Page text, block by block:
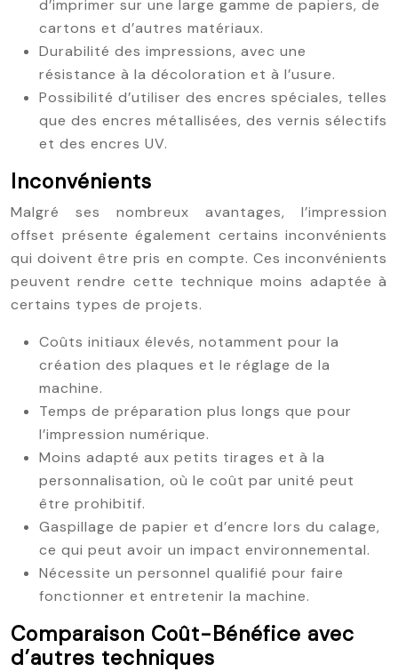
d’imprimer sur une large gamme de papiers, de
cartons et d’autres matériaux.
Durabilité des impressions, avec une
résistance à la décoloration et à l’usure.
Possibilité d’utiliser des encres spéciales, telles
que des encres métallisées, des vernis sélectifs
et des encres UV.
Inconvénients
Malgré ses nombreux avantages, l’impression
offset présente également certains inconvénients
qui doivent être pris en compte. Ces inconvénients
peuvent rendre cette technique moins adaptée à
certains types de projets.
Coûts initiaux élevés, notamment pour la
création des plaques et le réglage de la
machine.
Temps de préparation plus longs que pour
l’impression numérique.
Moins adapté aux petits tirages et à la
personnalisation, où le coût par unité peut
être prohibitif.
Gaspillage de papier et d’encre lors du calage,
ce qui peut avoir un impact environnemental.
Nécessite un personnel qualifié pour faire
fonctionner et entretenir la machine.
Comparaison Coût-Bénéfice avec
d’autres techniques